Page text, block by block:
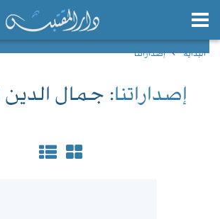
البداية إصداراتنا
إصداراتنا: جمال الدين